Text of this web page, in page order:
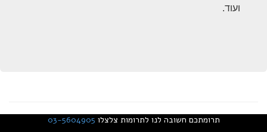
ועוד.
תרומתכם חשובה לנו לתרומות צלצלו 03-5604905